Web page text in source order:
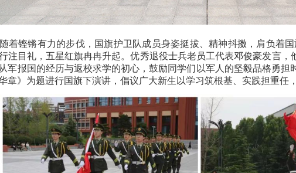
着铿锵有力的步伐，国旗护卫队成员身姿挺拔、精神抖擞，肩负着
注目礼，五星红旗冉冉升起。优秀退役士兵老员工代表邓俊豪发言，
军报国的经历与返校求学的初心，鼓励同学们以军人的坚毅品格勇
章》为题进行国旗下演讲，倡议广大新生以学习筑根基、实践担重任